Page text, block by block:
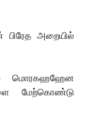
அறையில்
மொரகஹஹேன
மேற்கொண்டு